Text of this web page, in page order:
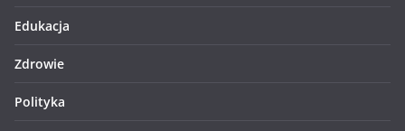
Edukacja
Zdrowie
Polityka